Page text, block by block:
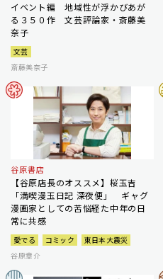
イベント編 地域性が浮かびあが
る３５０作 文芸評論家・斎藤美
奈子
文芸
斎藤美奈子
谷原書店
【谷原店長のオススメ】桜玉吉
「満喫漫玉日記 深夜便」 ギャグ
漫画家としての苦悩経た中年の日
常に共感
愛でる コミック
東日本大震災
谷原章介